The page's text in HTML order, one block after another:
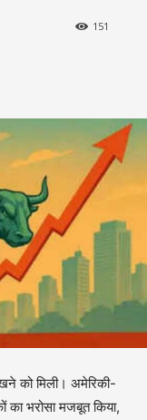
151
को मिली। अमेरिकी-
का भरोसा मजबूत किया,